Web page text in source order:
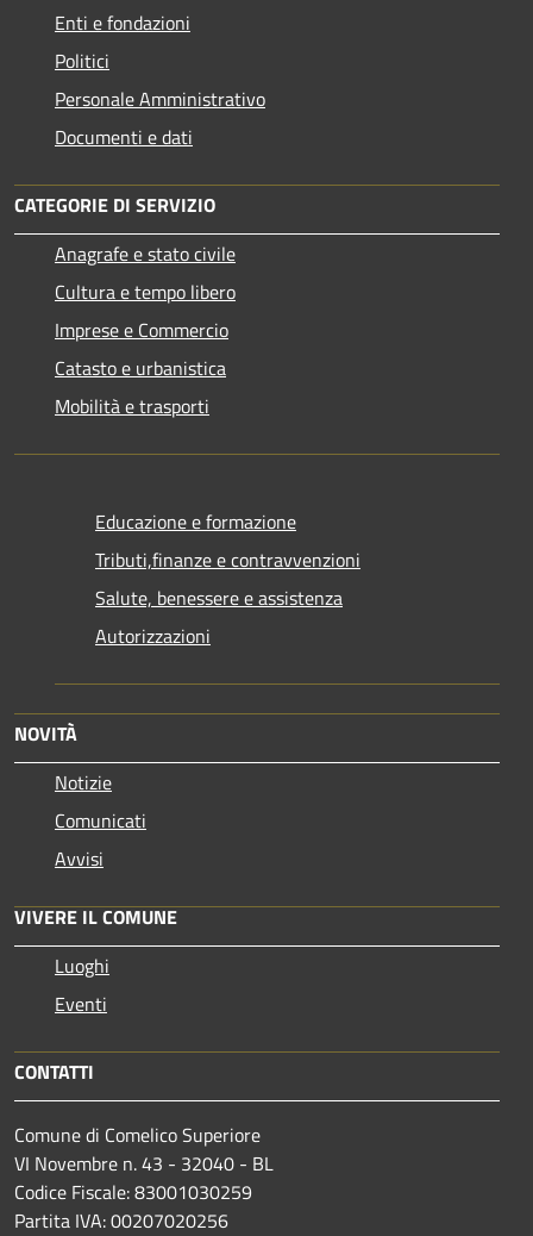
Enti e fondazioni
Politici
Personale Amministrativo
Documenti e dati
CATEGORIE DI SERVIZIO
Anagrafe e stato civile
Cultura e tempo libero
Imprese e Commercio
Catasto e urbanistica
Mobilità e trasporti
Educazione e formazione
Tributi,finanze e contravvenzioni
Salute, benessere e assistenza
Autorizzazioni
NOVITÀ
Notizie
Comunicati
Avvisi
VIVERE IL COMUNE
Luoghi
Eventi
CONTATTI
Comune di Comelico Superiore
VI Novembre n. 43 - 32040 - BL
Codice Fiscale: 83001030259
Partita IVA: 00207020256